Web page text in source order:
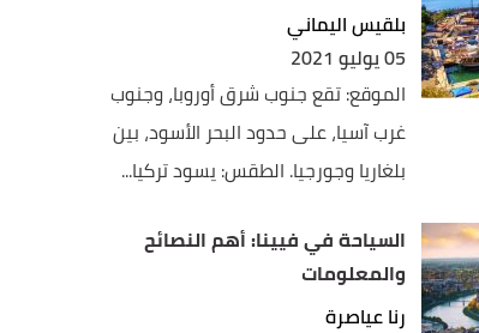
بلقيس اليماني
05 يوليو 2021
الموقع: تقع جنوب شرق أوروبا، وجنوب
غرب آسيا، على حدود البحر الأسود، بين
بلغاريا وجورجيا. الطقس: يسود تركيا...
السياحة في فيينا: أهم النصائح
والمعلومات
رنا عياصرة